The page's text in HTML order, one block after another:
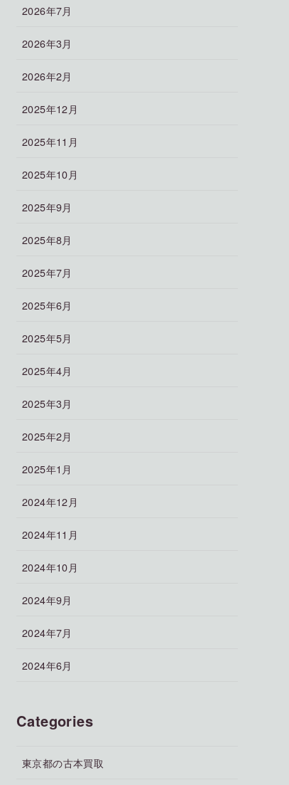
2026年7月
2026年3月
2026年2月
2025年12月
2025年11月
2025年10月
2025年9月
2025年8月
2025年7月
2025年6月
2025年5月
2025年4月
2025年3月
2025年2月
2025年1月
2024年12月
2024年11月
2024年10月
2024年9月
2024年7月
2024年6月
Categories
東京都の古本買取